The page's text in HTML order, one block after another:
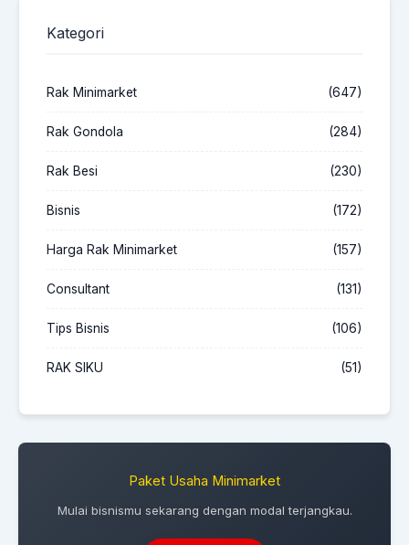
Kategori
Rak Minimarket (647)
Rak Gondola (284)
Rak Besi (230)
Bisnis (172)
Harga Rak Minimarket (157)
Consultant (131)
Tips Bisnis (106)
RAK SIKU (51)
Paket Usaha Minimarket
Mulai bisnismu sekarang dengan modal terjangkau.